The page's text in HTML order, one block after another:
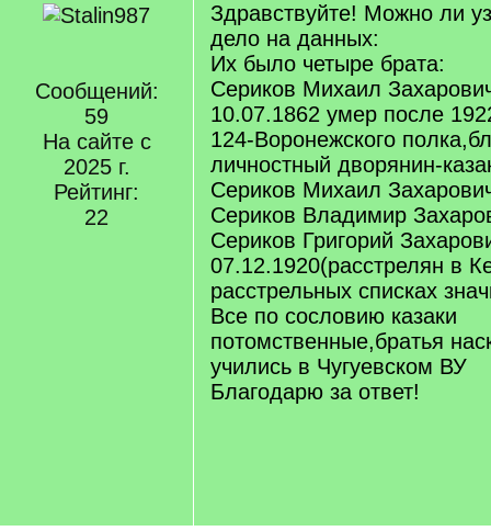
Сообщений:
59
На сайте с
2025 г.
Рейтинг:
22
Здравствуйте! Можно ли
дело на данных:
Их было четыре брата:
Сериков Михаил
10.07.1862 умер после
124-Воронежского
личностный дворянин-
Сериков Михаил
Сериков Владимир
Сериков Григорий
07.12.1920(расстрелян в
расстрельных списках
Все по сословию казаки
потомственные,братья
учились в Чугуевском ВУ
Благодарю за ответ!